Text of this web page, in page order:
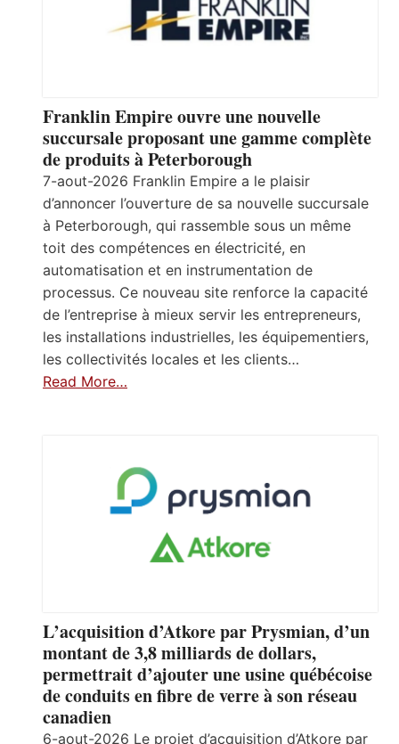
Franklin Empire ouvre une nouvelle
succursale proposant une gamme complète
de produits à Peterborough
7-aout-2026 Franklin Empire a le plaisir
d’annoncer l’ouverture de sa nouvelle succursale
à Peterborough, qui rassemble sous un même
toit des compétences en électricité, en
automatisation et en instrumentation de
processus. Ce nouveau site renforce la capacité
de l’entreprise à mieux servir les entrepreneurs,
les installations industrielles, les équipementiers,
les collectivités locales et les clients…
Read More…
L’acquisition d’Atkore par Prysmian, d’un
montant de 3,8 milliards de dollars,
permettrait d’ajouter une usine québécoise
de conduits en fibre de verre à son réseau
canadien
6-aout-2026 Le projet d’acquisition d’Atkore par